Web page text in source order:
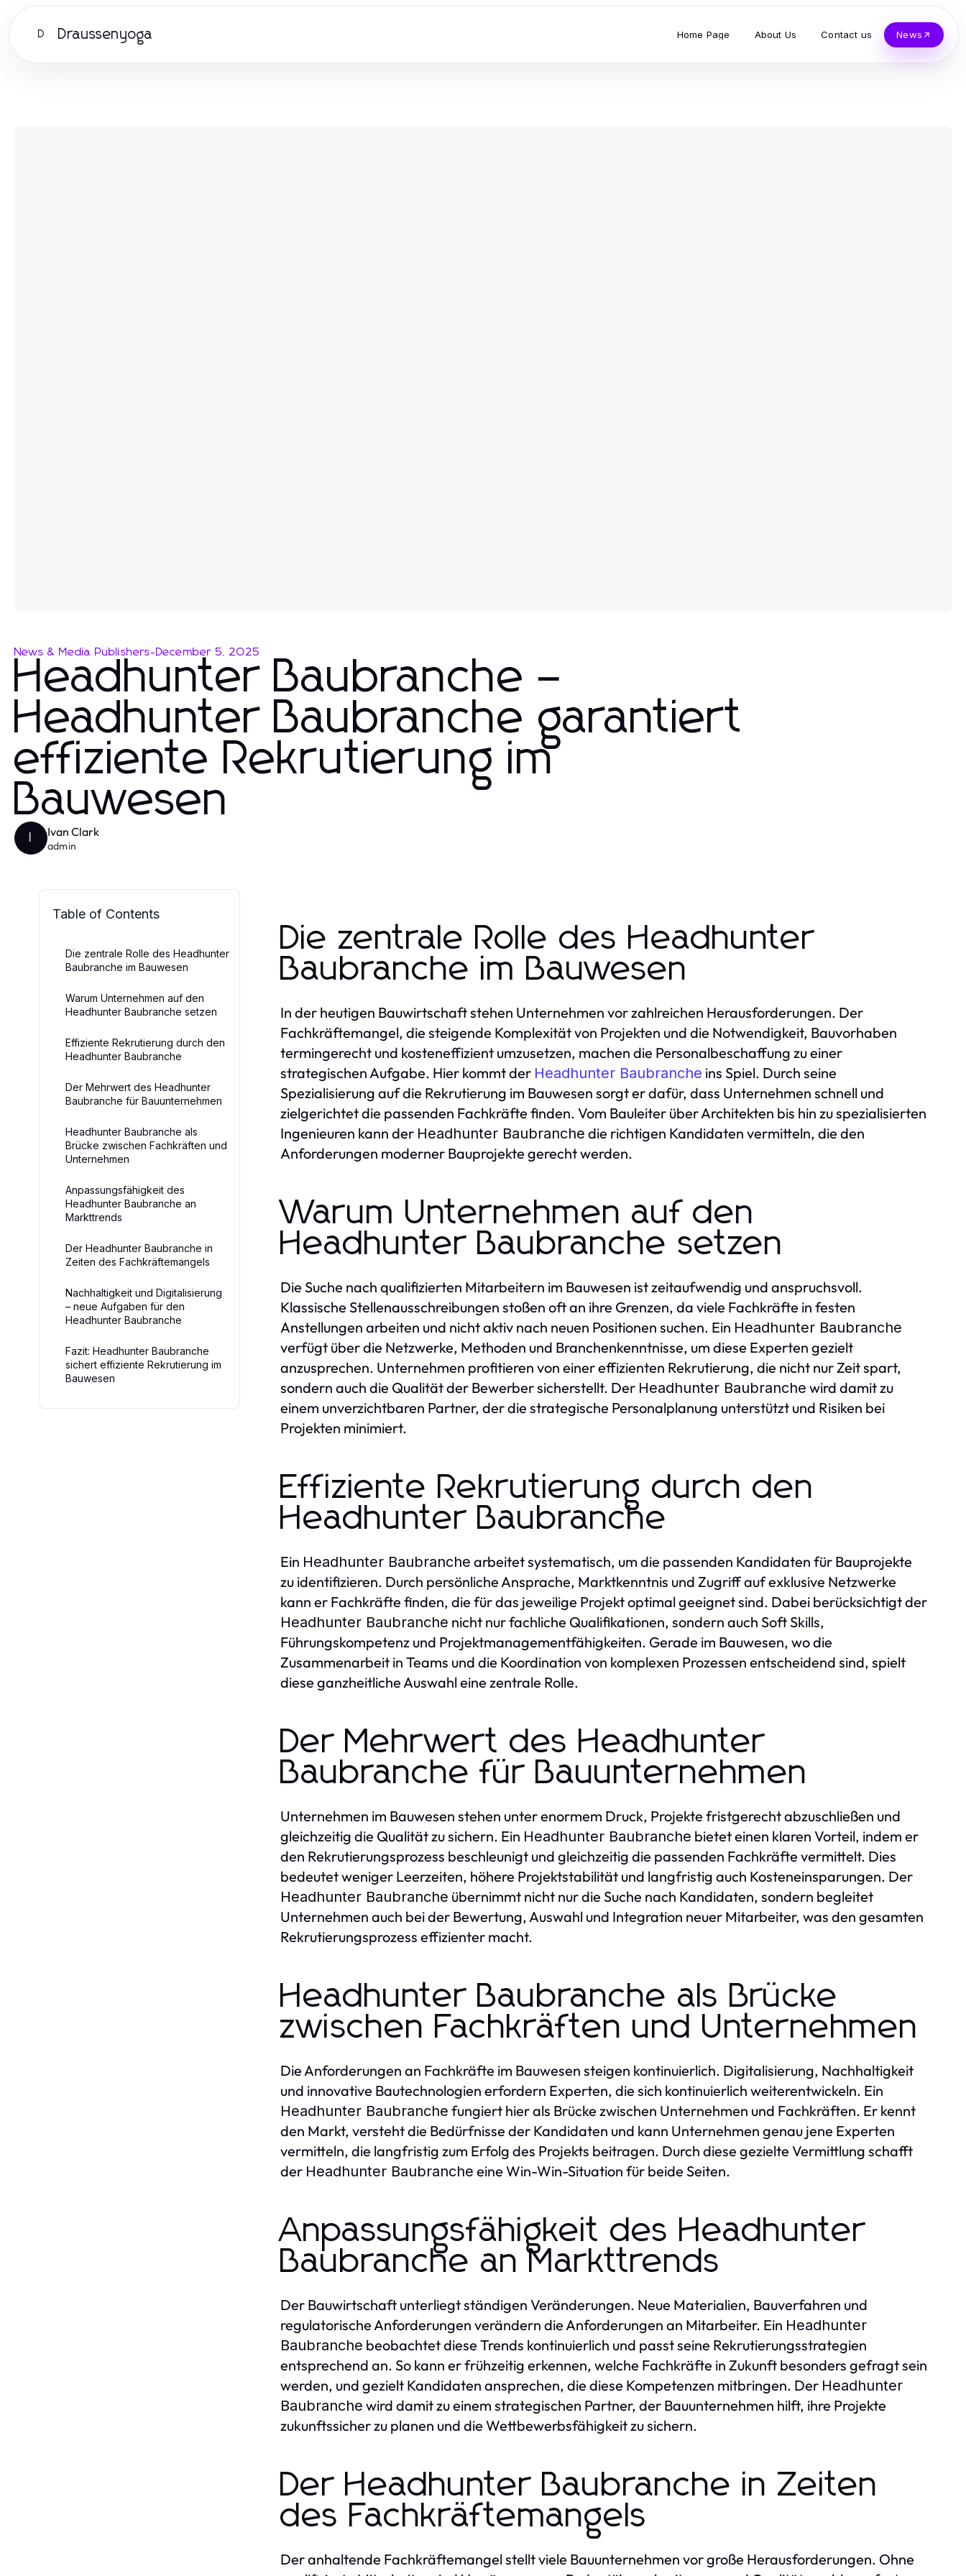
D Draussenyoga Home Page About Us Contact us News
News & Media Publishers-December 5, 2025
Headhunter Baubranche –
Headhunter Baubranche garantiert
effiziente Rekrutierung im
Bauwesen
Ivan Clark
admin
Table of Contents
Die zentrale Rolle des Headhunter
Baubranche im Bauwesen
Warum Unternehmen auf den
Headhunter Baubranche setzen
Effiziente Rekrutierung durch den
Headhunter Baubranche
Der Mehrwert des Headhunter
Baubranche für Bauunternehmen
Headhunter Baubranche als
Brücke zwischen Fachkräften und
Unternehmen
Anpassungsfähigkeit des
Headhunter Baubranche an
Markttrends
Der Headhunter Baubranche in
Zeiten des Fachkräftemangels
Nachhaltigkeit und Digitalisierung
– neue Aufgaben für den
Headhunter Baubranche
Fazit: Headhunter Baubranche
sichert effiziente Rekrutierung im
Bauwesen
Die zentrale Rolle des Headhunter
Baubranche im Bauwesen
In der heutigen Bauwirtschaft stehen Unternehmen vor zahlreichen Herausforderungen. Der
Fachkräftemangel, die steigende Komplexität von Projekten und die Notwendigkeit, Bauvorhaben
termingerecht und kosteneffizient umzusetzen, machen die Personalbeschaffung zu einer
strategischen Aufgabe. Hier kommt der Headhunter Baubranche ins Spiel. Durch seine
Spezialisierung auf die Rekrutierung im Bauwesen sorgt er dafür, dass Unternehmen schnell und
zielgerichtet die passenden Fachkräfte finden. Vom Bauleiter über Architekten bis hin zu spezialisierten
Ingenieuren kann der Headhunter Baubranche die richtigen Kandidaten vermitteln, die den
Anforderungen moderner Bauprojekte gerecht werden.
Warum Unternehmen auf den
Headhunter Baubranche setzen
Die Suche nach qualifizierten Mitarbeitern im Bauwesen ist zeitaufwendig und anspruchsvoll.
Klassische Stellenausschreibungen stoßen oft an ihre Grenzen, da viele Fachkräfte in festen
Anstellungen arbeiten und nicht aktiv nach neuen Positionen suchen. Ein Headhunter Baubranche
verfügt über die Netzwerke, Methoden und Branchenkenntnisse, um diese Experten gezielt
anzusprechen. Unternehmen profitieren von einer effizienten Rekrutierung, die nicht nur Zeit spart,
sondern auch die Qualität der Bewerber sicherstellt. Der Headhunter Baubranche wird damit zu
einem unverzichtbaren Partner, der die strategische Personalplanung unterstützt und Risiken bei
Projekten minimiert.
Effiziente Rekrutierung durch den
Headhunter Baubranche
Ein Headhunter Baubranche arbeitet systematisch, um die passenden Kandidaten für Bauprojekte
zu identifizieren. Durch persönliche Ansprache, Marktkenntnis und Zugriff auf exklusive Netzwerke
kann er Fachkräfte finden, die für das jeweilige Projekt optimal geeignet sind. Dabei berücksichtigt der
Headhunter Baubranche nicht nur fachliche Qualifikationen, sondern auch Soft Skills,
Führungskompetenz und Projektmanagementfähigkeiten. Gerade im Bauwesen, wo die
Zusammenarbeit in Teams und die Koordination von komplexen Prozessen entscheidend sind, spielt
diese ganzheitliche Auswahl eine zentrale Rolle.
Der Mehrwert des Headhunter
Baubranche für Bauunternehmen
Unternehmen im Bauwesen stehen unter enormem Druck, Projekte fristgerecht abzuschließen und
gleichzeitig die Qualität zu sichern. Ein Headhunter Baubranche bietet einen klaren Vorteil, indem er
den Rekrutierungsprozess beschleunigt und gleichzeitig die passenden Fachkräfte vermittelt. Dies
bedeutet weniger Leerzeiten, höhere Projektstabilität und langfristig auch Kosteneinsparungen. Der
Headhunter Baubranche übernimmt nicht nur die Suche nach Kandidaten, sondern begleitet
Unternehmen auch bei der Bewertung, Auswahl und Integration neuer Mitarbeiter, was den gesamten
Rekrutierungsprozess effizienter macht.
Headhunter Baubranche als Brücke
zwischen Fachkräften und Unternehmen
Die Anforderungen an Fachkräfte im Bauwesen steigen kontinuierlich. Digitalisierung, Nachhaltigkeit
und innovative Bautechnologien erfordern Experten, die sich kontinuierlich weiterentwickeln. Ein
Headhunter Baubranche fungiert hier als Brücke zwischen Unternehmen und Fachkräften. Er kennt
den Markt, versteht die Bedürfnisse der Kandidaten und kann Unternehmen genau jene Experten
vermitteln, die langfristig zum Erfolg des Projekts beitragen. Durch diese gezielte Vermittlung schafft
der Headhunter Baubranche eine Win-Win-Situation für beide Seiten.
Anpassungsfähigkeit des Headhunter
Baubranche an Markttrends
Der Bauwirtschaft unterliegt ständigen Veränderungen. Neue Materialien, Bauverfahren und
regulatorische Anforderungen verändern die Anforderungen an Mitarbeiter. Ein Headhunter
Baubranche beobachtet diese Trends kontinuierlich und passt seine Rekrutierungsstrategien
entsprechend an. So kann er frühzeitig erkennen, welche Fachkräfte in Zukunft besonders gefragt sein
werden, und gezielt Kandidaten ansprechen, die diese Kompetenzen mitbringen. Der Headhunter
Baubranche wird damit zu einem strategischen Partner, der Bauunternehmen hilft, ihre Projekte
zukunftssicher zu planen und die Wettbewerbsfähigkeit zu sichern.
Der Headhunter Baubranche in Zeiten
des Fachkräftemangels
Der anhaltende Fachkräftemangel stellt viele Bauunternehmen vor große Herausforderungen. Ohne